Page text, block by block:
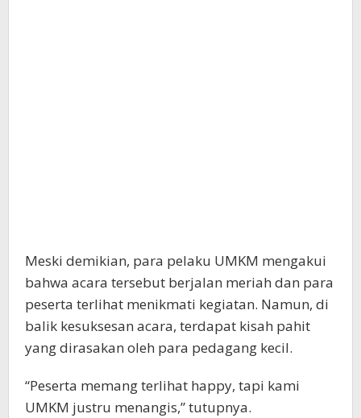
Meski demikian, para pelaku UMKM mengakui
bahwa acara tersebut berjalan meriah dan para
peserta terlihat menikmati kegiatan. Namun, di
balik kesuksesan acara, terdapat kisah pahit
yang dirasakan oleh para pedagang kecil.
“Peserta memang terlihat happy, tapi kami
UMKM justru menangis,” tutupnya.